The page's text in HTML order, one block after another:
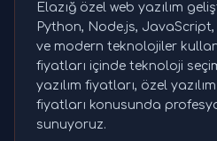
Elazığ özel web yazılım
Python, Node.js,
ve modern teknolojiler
fiyatları içinde teknoloji
yazılım fiyatları, özel
fiyatları konusunda
sunuyoruz.